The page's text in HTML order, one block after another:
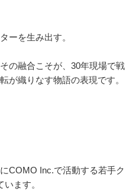
ーを生み出す。
の融合こそが、30年現場で戦
が織りなす物語の表現です。
COMO Inc.で活動する若手ク
ます。